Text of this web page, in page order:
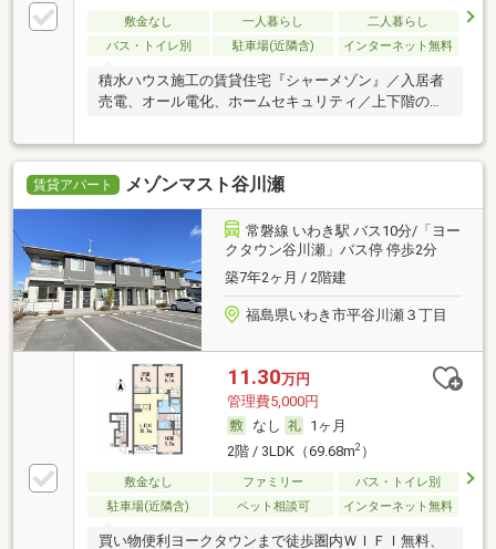
敷金なし 一人暮らし
二人暮らし
バス・トイレ別
駐車場(近隣含) インターネット無料
積水ハウス施工の賃貸住宅『シャーメゾン』／入居者
売電、オール電化、ホームセキュリティ／上下階の音
賃貸アパート メゾンマスト谷川瀬
常磐線 いわき駅 バス10分/「ヨー
クタウン谷川瀬」バス停 停歩2分
築7年2ヶ月 / 2階建
福島県いわき市平谷川瀬３丁目
11.30万円
管理費5,000円
なし
1ヶ月
2階 / 3LDK（69.68m2）
敷金なし ファミリー
バス・トイレ別
駐車場(近隣含)
ペット相談可 インターネット無料
買い物便利ヨークタウンまで徒歩圏内ＷＩＦＩ無料、